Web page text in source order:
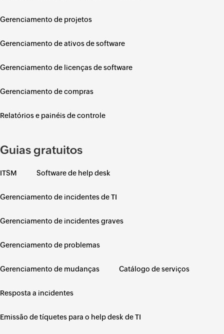
Gerenciamento de projetos
Gerenciamento de ativos de software
Gerenciamento de licenças de software
Gerenciamento de compras
Relatórios e painéis de controle
Guias gratuitos
ITSM Software de help desk
Gerenciamento de incidentes de TI
Gerenciamento de incidentes graves
Gerenciamento de problemas
Gerenciamento de mudanças Catálogo de serviços
Resposta a incidentes
Emissão de tíquetes para o help desk de TI